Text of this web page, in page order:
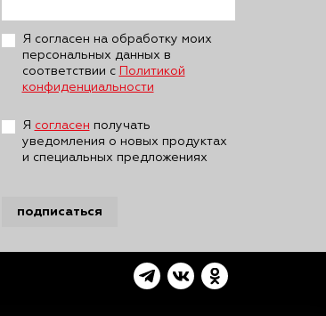
Я согласен на обработку моих
персональных данных в
соответствии с Политикой
конфиденциальности
Я согласен получать
уведомления о новых продуктах
и специальных предложениях
подписаться